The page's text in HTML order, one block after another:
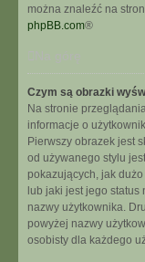
można znaleźć na
phpBB.com®
Czym są obrazki
Na stronie
informacje o
Pierwszy obrazek jest
od używanego stylu
pokazujących, jak
lub jaki jest jego
nazwy użytkownika.
powyżej nazwy
osobisty dla każdego